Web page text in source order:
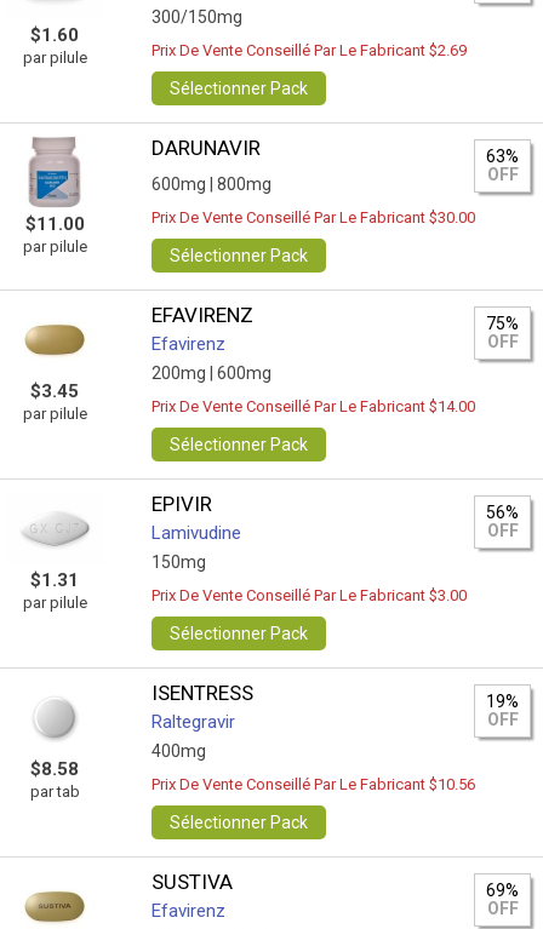
$1.60
par pilule
300/150mg
Prix De Vente Conseillé Par Le Fabricant $2.69
Sélectionner Pack
$11.00
par pilule
DARUNAVIR
600mg | 800mg
63%
OFF
Prix De Vente Conseillé Par Le Fabricant $30.00
Sélectionner Pack
$3.45
par pilule
EFAVIRENZ
Efavirenz
200mg | 600mg
75%
OFF
Prix De Vente Conseillé Par Le Fabricant $14.00
Sélectionner Pack
$1.31
par pilule
EPIVIR
Lamivudine
150mg
56%
OFF
Prix De Vente Conseillé Par Le Fabricant $3.00
Sélectionner Pack
$8.58
par tab
ISENTRESS
Raltegravir
400mg
19%
OFF
Prix De Vente Conseillé Par Le Fabricant $10.56
Sélectionner Pack
SUSTIVA
Efavirenz
69%
OFF